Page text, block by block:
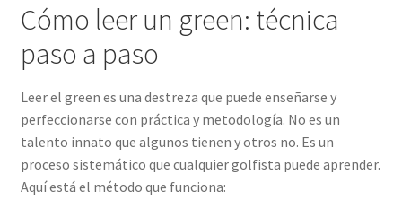
Cómo leer un green: técnica
paso a paso
Leer el green es una destreza que puede enseñarse y
perfeccionarse con práctica y metodología. No es un
talento innato que algunos tienen y otros no. Es un
proceso sistemático que cualquier golfista puede aprender.
Aquí está el método que funciona: